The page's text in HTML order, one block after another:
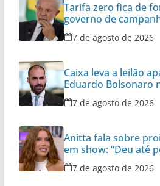
Tarifa zero fica de
governo de
7 de agosto de 2026
Caixa leva a leilão
Eduardo Bolsonaro
7 de agosto de 2026
Anitta fala sobre
em show: “Deu até
7 de agosto de 2026